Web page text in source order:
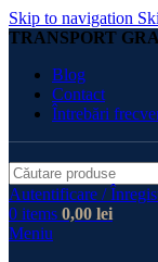
Skip to navigation
TRANSPORT
Blog
Contact
Întrebări
Autentificare /
0 items 0,00 lei
Meniu